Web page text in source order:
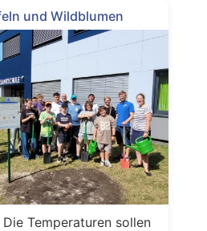
und Wildblumen
Temperaturen sollen